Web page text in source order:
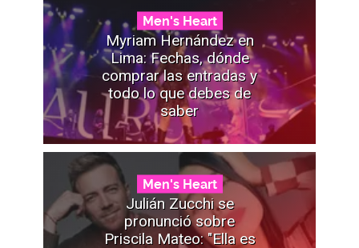
Men's Heart
Myriam Hernández en
Lima: Fechas, dónde
comprar las entradas y
todo lo que debes de
saber
Men's Heart
Julián Zucchi se
pronunció sobre
Priscila Mateo: "Ella es